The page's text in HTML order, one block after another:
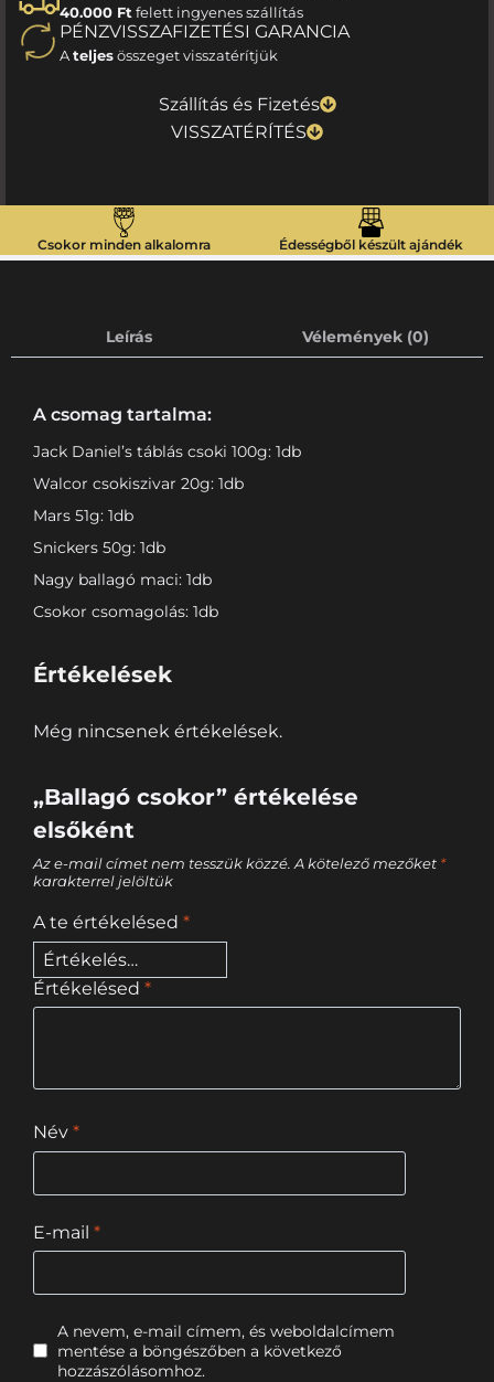
40.000 Ft felett ingyenes szállítás
PÉNZVISSZAFIZETÉSI GARANCIA
Ateljesösszeget visszatérítjük
Szállítás és Fizetés
VISSZATÉRÍTÉS
Csokor minden alkalomra Édességből készült ajándék
Leírás Vélemények (0)
A csomag tartalma:
Jack Daniel’s táblás csoki 100g: 1db
Walcor csokiszivar 20g: 1db
Mars 51g: 1db
Snickers 50g: 1db
Nagy ballagó maci: 1db
Csokor csomagolás: 1db
Értékelések
Még nincsenek értékelések.
„Ballagó csokor” értékelése
elsőként
Az e-mail címet nem tesszük közzé. A kötelező mezőket *
karakterrel jelöltük
A te értékelésed *
Értékelésed *
Név *
E-mail *
A nevem, e-mail címem, és weboldalcímem
mentése a böngészőben a következő
hozzászólásomhoz.